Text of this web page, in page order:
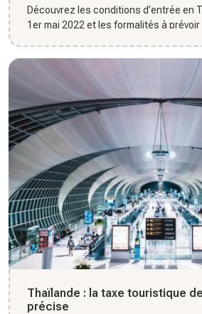
Découvrez les conditions d’entrée en
1er mai 2022 et les formalités à
Thaïlande : la taxe touristique
précise